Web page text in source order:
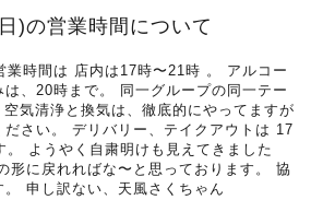
)の営業時間について
時間は 店内は17時〜21時 。 アルコー
、20時まで。 同一グループの同一テー
気清浄と換気は、徹底的にやってますが
ださい。 デリバリー、テイクアウトは 17
。 ようやく自粛明けも見えてきました
形に戻れればな〜と思っております。 協
申し訳ない、天風さくちゃん